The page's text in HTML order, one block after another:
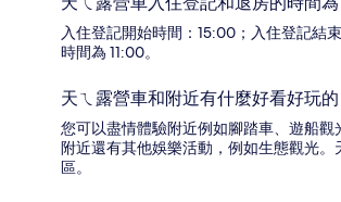
入住登記開始時間：15:00；入住登記結
時間為 11:00。
天ㄟ露營車和附近有什麼好看好玩的
您可以盡情體驗附近例如腳踏車、遊船
附近還有其他娛樂活動，例如生態觀光。
區。